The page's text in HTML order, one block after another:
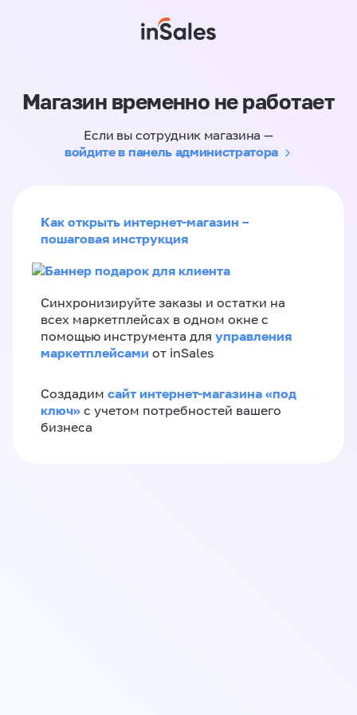
Магазин временно не работает
Если вы сотрудник магазина —
войдите в панель администратора
Как открыть интернет-магазин –
пошаговая инструкция
Синхронизируйте заказы и остатки на
всех маркетплейсах в одном окне с
помощью инструмента для управления
маркетплейсами от inSales
Создадим сайт интернет-магазина «под
ключ» с учетом потребностей вашего
бизнеса